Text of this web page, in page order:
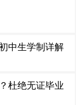
中生学制详解
杜绝无证毕业